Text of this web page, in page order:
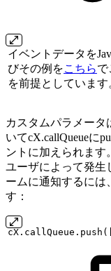
イベントデータを
びその例をこちらで
を前提としています
カスタムパラメータ
いてcX.callQueueに
ントに加えられま
ユーザによって発生
ームに通知するには
す：